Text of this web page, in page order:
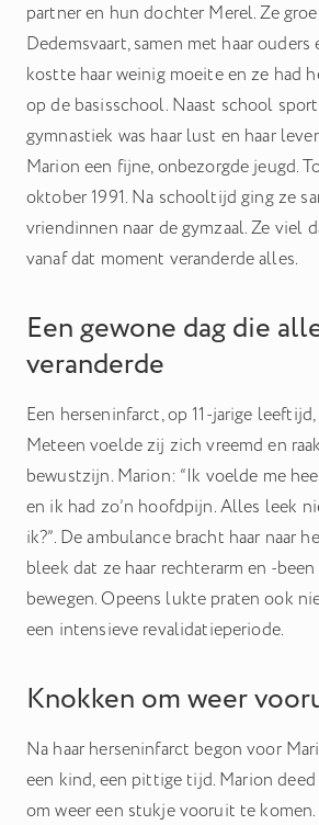
partner en hun dochter Merel. Ze
Dedemsvaart, samen met haar ouders
kostte haar weinig moeite en ze had
op de basisschool. Naast school
gymnastiek was haar lust en haar
Marion een fijne, onbezorgde jeugd.
oktober 1991. Na schooltijd ging ze
vriendinnen naar de gymzaal. Ze viel
vanaf dat moment veranderde alles.
Een gewone dag die
veranderde
Een herseninfarct, op 11-jarige
Meteen voelde zij zich vreemd en
bewustzijn. Marion: “Ik voelde me
en ik had zo’n hoofdpijn. Alles leek
ik?”. De ambulance bracht haar naar
bleek dat ze haar rechterarm en -
bewegen. Opeens lukte praten ook
een intensieve revalidatieperiode.
Knokken om weer
Na haar herseninfarct begon voor
een kind, een pittige tijd. Marion deed
om weer een stukje vooruit te komen.
Hiermee kunnen we u relevante
websites en apps van derden, zoals
Het uitschakelen van bepaalde
ervoor zorgen dat gerelateerde
niet goed werkt. U kunt uw
moment wijzigen.
Meer informatie
Bewaar voorkeuren